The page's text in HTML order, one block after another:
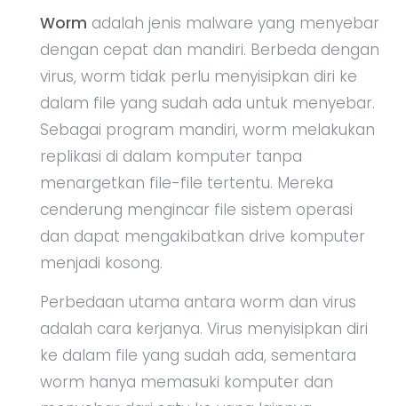
Worm adalah jenis malware yang menyebar
dengan cepat dan mandiri. Berbeda dengan
virus, worm tidak perlu menyisipkan diri ke
dalam file yang sudah ada untuk menyebar.
Sebagai program mandiri, worm melakukan
replikasi di dalam komputer tanpa
menargetkan file-file tertentu. Mereka
cenderung mengincar file sistem operasi
dan dapat mengakibatkan drive komputer
menjadi kosong.
Perbedaan utama antara worm dan virus
adalah cara kerjanya. Virus menyisipkan diri
ke dalam file yang sudah ada, sementara
worm hanya memasuki komputer dan